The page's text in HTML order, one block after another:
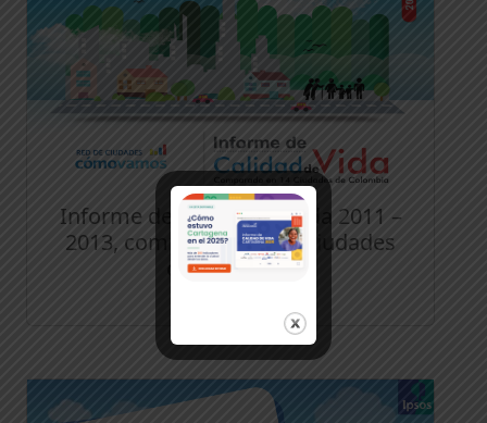
Informe de Calidad de Vida 2011 –
2013, comparado en 14 ciudades
colombianas